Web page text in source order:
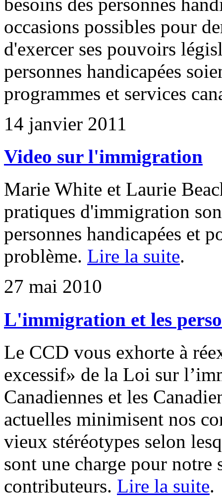
occasions possibles pour
d'exercer ses pouvoirs
personnes handicapées
programmes et services
14 janvier 2011
Video sur l'immigration
Marie White et Laurie
pratiques d'immigration
personnes handicapées et
problème. Lire la suite.
27 mai 2010
L'immigration et les
Le CCD vous exhorte à
excessif» de la Loi sur
Canadiennes et les
actuelles minimisent nos
vieux stéréotypes selon
sont une charge pour notre
contributeurs. Lire la suite.